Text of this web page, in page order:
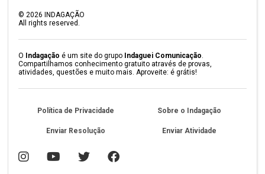
©2026 INDAGAÇÃO
All rights reserved.
O Indagação é um site do grupo Indaguei Comunicação.
Compartilhamos conhecimento gratuito através de provas,
atividades, questões e muito mais. Aproveite: é grátis!
Política de Privacidade Sobre o Indagação
Enviar Resolução Enviar Atividade